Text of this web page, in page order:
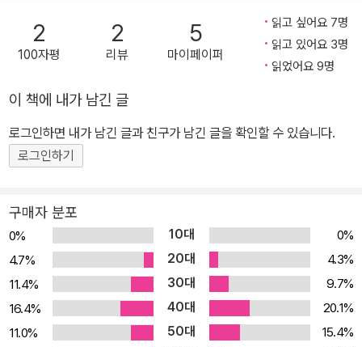
2
100자평
2
리뷰
5
마이페이퍼
읽고 싶어요 7명
읽고 있어요 3명
읽었어요 9명
이 책에 내가 남긴 글
로그인하면 내가 남긴 글과 친구가 남긴 글을 확인할 수 있습니다.
로그인하기
구매자 분포
0% 10대
0%
4.7%
20대
4.3%
11.4%
30대
9.7%
16.4%
40대
20.1%
11.0%
50대
15.4%